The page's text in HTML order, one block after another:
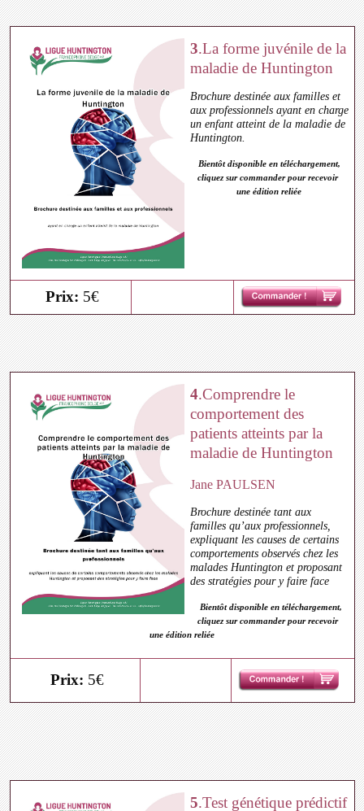
3.La forme juvénile de la
maladie de Huntington
Brochure destinée aux familles et
aux professionnels ayant en charge
un enfant atteint de la maladie de
Huntington.
Bientôt disponible en téléchargement,
cliquez sur commander pour recevoir
une édition reliée
Prix: 5€
4.Comprendre le
comportement des
patients atteints par la
maladie de Huntington
Jane PAULSEN
Brochure destinée tant aux
familles qu’aux professionnels,
expliquant les causes de certains
comportements observés chez les
malades Huntington et proposant
des stratégies pour y faire face
Bientôt disponible en téléchargement,
cliquez sur commander pour recevoir
une édition reliée
Prix: 5€
5.Test génétique prédictif